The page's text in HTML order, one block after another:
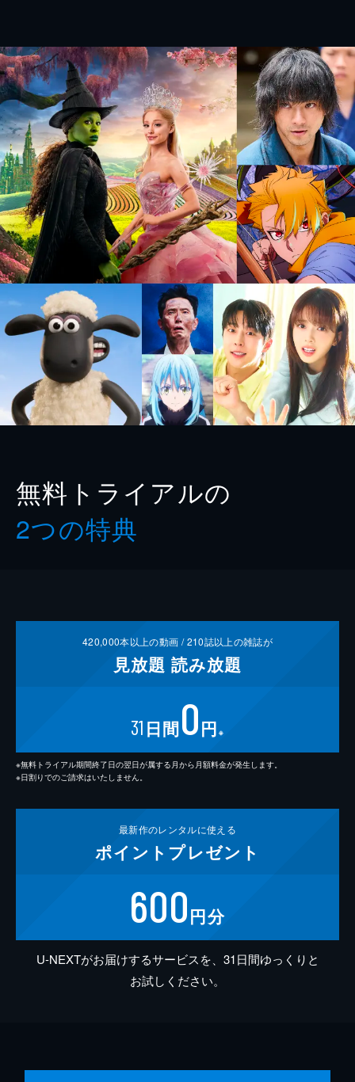
無料トライアルの
2つの特典
420,000本以上の動画 /210誌以上の雑誌が
見放題 読み放題
31 日間0円 ※
※無料トライアル期間終了日の翌日が属する月から月額料金が発生します。
※日割りでのご請求はいたしません。
最新作のレンタルに使える
ポイント プレゼント
600円分
U-NEXTがお届けするサービスを、31日間ゆっくりと
お試しください。